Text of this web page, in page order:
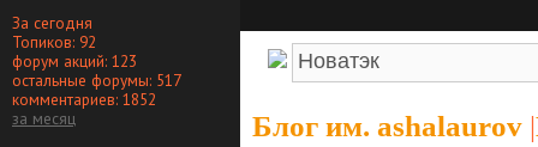
За сегодня
Топиков: 92
форум акций: 123
остальные форумы: 517
комментариев: 1852
за месяц
Блог им. ashalaurov |